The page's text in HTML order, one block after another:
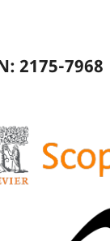
2175-7968